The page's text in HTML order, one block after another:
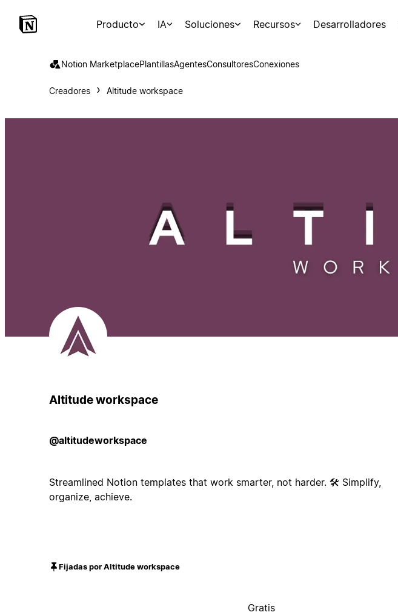
Producto IA Soluciones Recursos Desarrolladores
Notion MarketplacePlantillasAgentesConsultoresConexiones
Creadores Altitude workspace
Altitude workspace
@altitudeworkspace
Streamlined Notion templates that work smarter, not harder. 🛠️ Simplify,
organize, achieve.
Fijadas por Altitude workspace
Gratis